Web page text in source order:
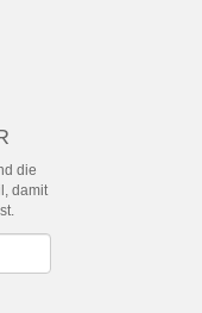
die
damit